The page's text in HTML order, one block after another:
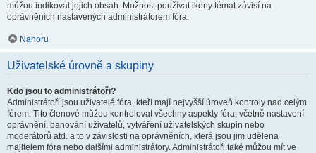
můžou indikovat jejich obsah. Možnost používat ikony témat závisí na
oprávněních nastavených administrátorem fóra.
Nahoru
Uživatelské úrovně a skupiny
Kdo jsou to administrátoři?
Administrátoři jsou uživatelé fóra, kteří mají nejvyšší úroveň kontroly nad celým
fórem. Tito členové můžou kontrolovat všechny aspekty fóra, včetně nastavení
oprávnění, banování uživatelů, vytváření uživatelských skupin nebo
moderátorů atd. a to v závislosti na oprávněních, která jsou jim udělena
majitelem fóra nebo dalšími administrátory. Administrátoři také můžou mít ve